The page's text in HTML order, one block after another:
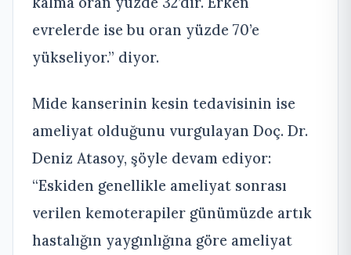
evrelerde ise bu oran yüzde 70’e
yükseliyor.” diyor.
Mide kanserinin kesin tedavisinin ise
ameliyat olduğunu vurgulayan Doç. Dr.
Deniz Atasoy, şöyle devam ediyor:
“Eskiden genellikle ameliyat sonrası
verilen kemoterapiler günümüzde artık
hastalığın yaygınlığına göre ameliyat